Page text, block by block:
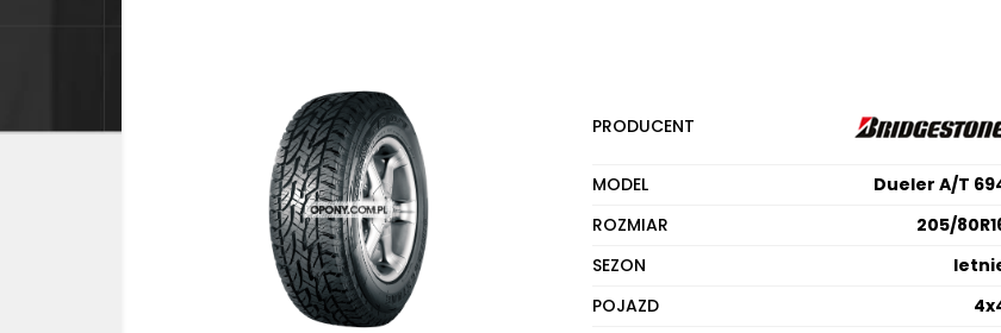
PRODUCENT
MODEL
Dueler A/T
ROZMIAR
205/
SEZON
POJAZD